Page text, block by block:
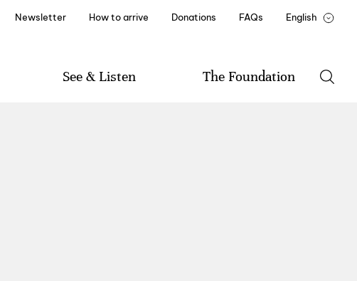
Newsletter How to arrive Donations FAQs English
See & Listen The Foundation